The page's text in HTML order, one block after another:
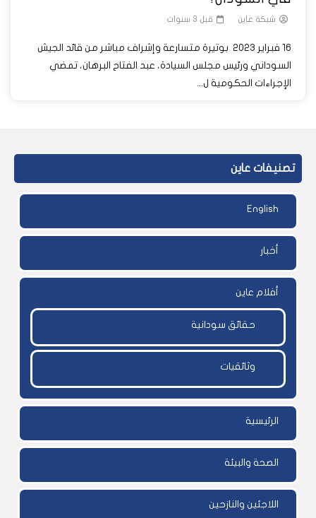
شبكة عاين قبل 3 سنوات
16 فبراير 2023 بوتيرة متسارعة وإشراف مباشر من قائد الجيش
السوداني ورئيس مجلس السيادة، عبد الفتاح البرهان، تمضي
الإجراءات الحكومية ل...
تصنيفات عاين
English
أخبار
أفلام عاين
حقائق سودانية
وثائقيات
الرئيسية
الصحة والبيئة
اللاجئين والنازحين